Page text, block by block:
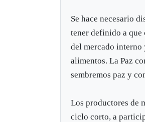
Se hace necesario
tener definido a que
del mercado interno
alimentos. La Paz
sembremos paz y
Los productores de
ciclo corto, a